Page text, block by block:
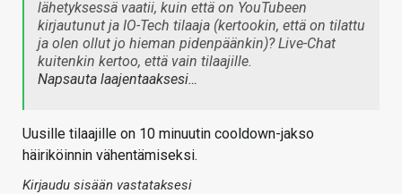
lähetyksessä vaatii, kuin että on YouTubeen
kirjautunut ja IO-Tech tilaaja (kertookin, että on tilattu
ja olen ollut jo hieman pidenpäänkin)? Live-Chat
kuitenkin kertoo, että vain tilaajille.
Napsauta laajentaaksesi…
Uusille tilaajille on 10 minuutin cooldown-jakso
häiriköinnin vähentämiseksi.
Kirjaudu sisään vastataksesi